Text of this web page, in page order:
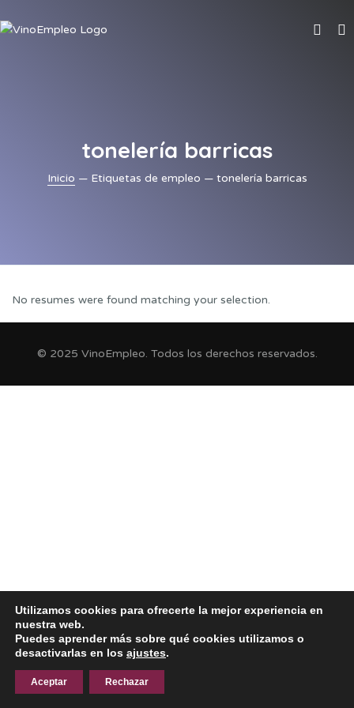
tonelería barricas
Inicio — Etiquetas de empleo — tonelería barricas
No resumes were found matching your selection.
© 2025 VinoEmpleo. Todos los derechos reservados.
Utilizamos cookies para ofrecerte la mejor experiencia en
nuestra web.
Puedes aprender más sobre qué cookies utilizamos o
desactivarlas en los ajustes.
Aceptar Rechazar